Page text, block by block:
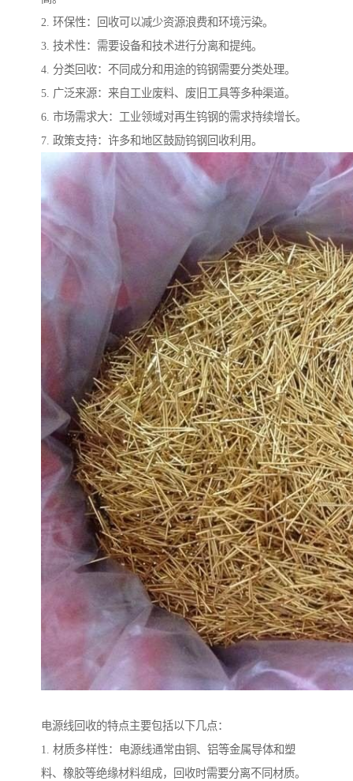
2. 环保性：回收可以减少资源浪费和环境污染。
3. 技术性：需要设备和技术进行分离和提纯。
4. 分类回收：不同成分和用途的钨钢需要分类处理。
5. 广泛来源：来自工业废料、废旧工具等多种渠道。
6. 市场需求大：工业领域对再生钨钢的需求持续增长。
7. 政策支持：许多和地区鼓励钨钢回收利用。
电源线回收的特点主要包括以下几点：
1. 材质多样性：电源线通常由铜、铝等金属导体和塑
料、橡胶等绝缘材料组成，回收时需要分离不同材质。